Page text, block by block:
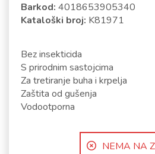
Barkod: 4018653905340
Kataloški broj: K81971
Bez insekticida
S prirodnim sastojcima
Za tretiranje buha i krpelja
Zaštita od gušenja
Vodootporna
NEMA NA